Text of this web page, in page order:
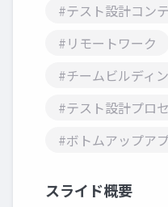
#テスト設計コン
#リモートワーク
#チームビルディ
#テスト設計プロ
#ボトムアップア
スライド概要